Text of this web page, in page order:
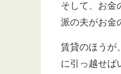
そして、お金
派の夫がお金
賃貸のほうが
に引っ越せば